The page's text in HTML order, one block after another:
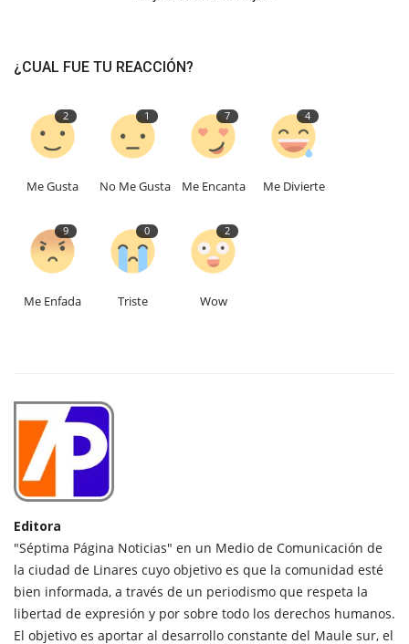
¿CUAL FUE TU REACCIÓN?
2
Me Gusta
1
No Me Gusta
7
Me Encanta
4
Me Divierte
9
Me Enfada
0
Triste
2
Wow
Editora
"Séptima Página Noticias" en un Medio de Comunicación de
la ciudad de Linares cuyo objetivo es que la comunidad esté
bien informada, a través de un periodismo que respeta la
libertad de expresión y por sobre todo los derechos humanos.
El objetivo es aportar al desarrollo constante del Maule sur, el